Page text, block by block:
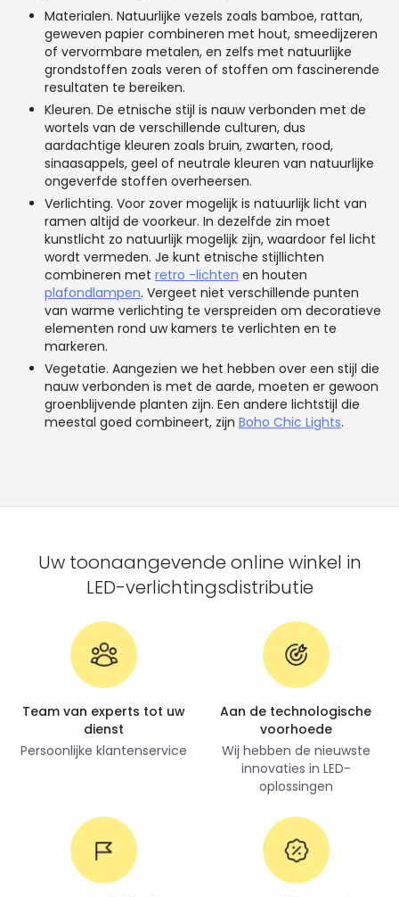
Materialen. Natuurlijke vezels zoals bamboe, rattan,
geweven papier combineren met hout, smeedijzeren
of vervormbare metalen, en zelfs met natuurlijke
grondstoffen zoals veren of stoffen om fascinerende
resultaten te bereiken.
Kleuren. De etnische stijl is nauw verbonden met de
wortels van de verschillende culturen, dus
aardachtige kleuren zoals bruin, zwarten, rood,
sinaasappels, geel of neutrale kleuren van natuurlijke
ongeverfde stoffen overheersen.
Verlichting. Voor zover mogelijk is natuurlijk licht van
ramen altijd de voorkeur. In dezelfde zin moet
kunstlicht zo natuurlijk mogelijk zijn, waardoor fel licht
wordt vermeden. Je kunt etnische stijllichten
combineren met retro -lichten en houten
plafondlampen. Vergeet niet verschillende punten
van warme verlichting te verspreiden om decoratieve
elementen rond uw kamers te verlichten en te
markeren.
Vegetatie. Aangezien we het hebben over een stijl die
nauw verbonden is met de aarde, moeten er gewoon
groenblijvende planten zijn. Een andere lichtstijl die
meestal goed combineert, zijn Boho Chic Lights.
Uw toonaangevende online winkel in
LED-verlichtingsdistributie
Team van experts tot uw
dienst
Persoonlijke klantenservice
Aan de technologische
voorhoede
Wij hebben de nieuwste
innovaties in LED-
oplossingen